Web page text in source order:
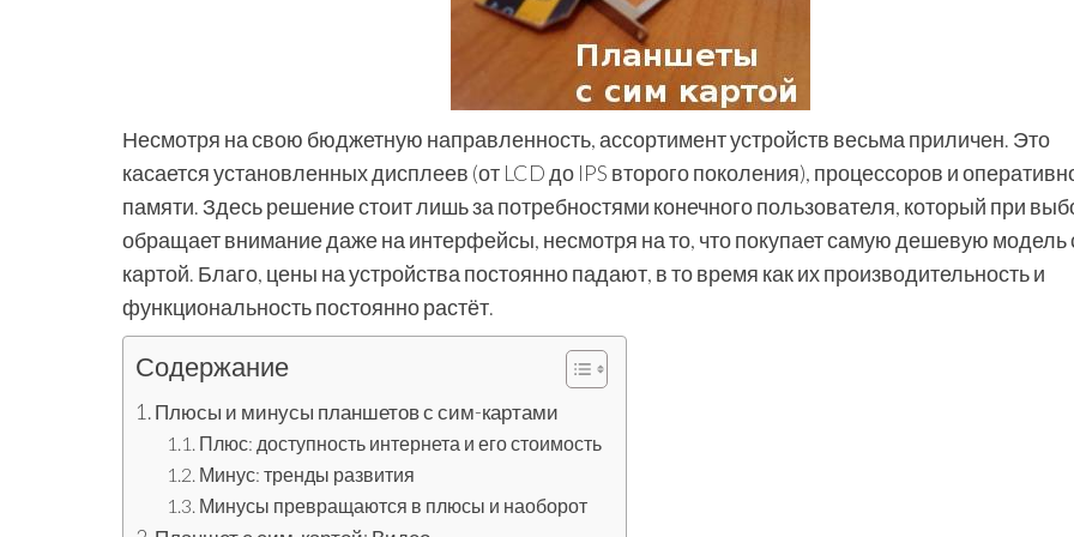
Несмотря на свою бюджетную направленность, ассортимент устройств весьма приличен. Это
касается установленных дисплеев (от LCD до IPS второго поколения), процессоров и
памяти. Здесь решение стоит лишь за потребностями конечного пользователя, который при
обращает внимание даже на интерфейсы, несмотря на то, что покупает самую дешевую модель
картой. Благо, цены на устройства постоянно падают, в то время как их производительность и
функциональность постоянно растёт.
Содержание
Плюсы и минусы планшетов с сим-картами
Плюс: доступность интернета и его стоимость
Минус: тренды развития
Минусы превращаются в плюсы и наоборот